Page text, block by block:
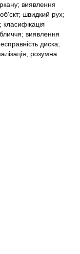
виявлення
швидкий рух;
виявлення
диска;
розумна